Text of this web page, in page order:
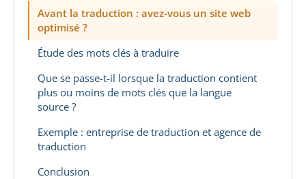
Avant la traduction : avez-vous un site web
optimisé ?
Étude des mots clés à traduire
Que se passe-t-il lorsque la traduction contient
plus ou moins de mots clés que la langue
source ?
Exemple : entreprise de traduction et agence de
traduction
Conclusion